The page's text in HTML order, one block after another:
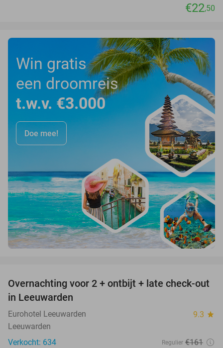
€22,50
Win gratis
een droomreis
t.w.v. €3.000
Doe mee!
39%
Overnachting voor 2 + ontbijt + late check-out
in Leeuwarden
Eurohotel Leeuwarden 9.3 star
Leeuwarden
Verkocht: 634
Regulier €161